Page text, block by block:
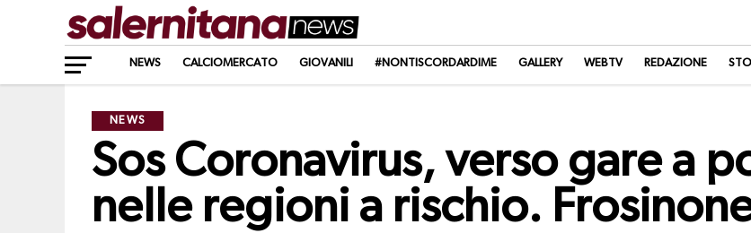
NEWS CALCIOMERCATO GIOVANILI #NONTISCORDARDIME GALLERY WEBTV REDAZIONE
NEWS
Sos Coronavirus, verso gare a
nelle regioni a rischio.